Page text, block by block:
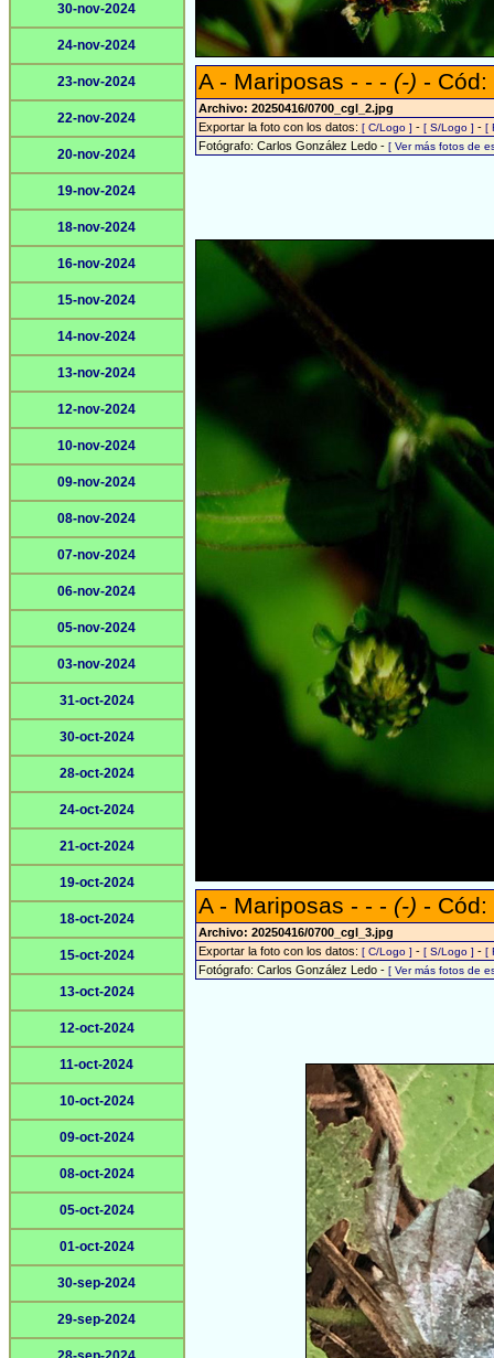
30-nov-2024
24-nov-2024
23-nov-2024
22-nov-2024
20-nov-2024
19-nov-2024
18-nov-2024
16-nov-2024
15-nov-2024
14-nov-2024
13-nov-2024
12-nov-2024
10-nov-2024
09-nov-2024
08-nov-2024
07-nov-2024
06-nov-2024
05-nov-2024
03-nov-2024
31-oct-2024
30-oct-2024
28-oct-2024
24-oct-2024
21-oct-2024
19-oct-2024
18-oct-2024
15-oct-2024
13-oct-2024
12-oct-2024
11-oct-2024
10-oct-2024
09-oct-2024
08-oct-2024
05-oct-2024
01-oct-2024
30-sep-2024
29-sep-2024
A - Mariposas - - - (-) - Cód:
Archivo: 20250416/0700_cgl_2.jpg
Exportar la foto con los datos: [ C/Logo ] - [ S/Logo ] - [
Fotógrafo: Carlos González Ledo - [ Ver más fotos de
A - Mariposas - - - (-) - Cód:
Archivo: 20250416/0700_cgl_3.jpg
Exportar la foto con los datos: [ C/Logo ] - [ S/Logo ] - [
Fotógrafo: Carlos González Ledo - [ Ver más fotos de